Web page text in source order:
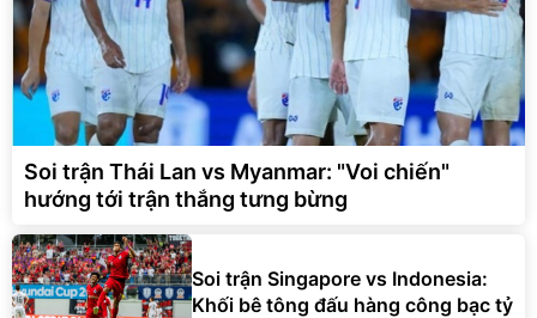
Soi trận Thái Lan vs Myanmar: "Voi chiến"
hướng tới trận thắng tưng bừng
Soi trận Singapore vs Indonesia:
Khối bê tông đấu hàng công bạc tỷ